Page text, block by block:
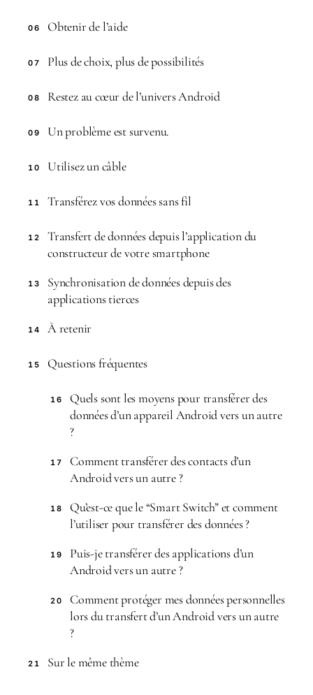
06 Obtenir de l’aide
07 Plus de choix, plus de possibilités
08 Restez au cœur de l’univers Android
09 Un problème est survenu.
10 Utilisez un câble
11 Transférez vos données sans fil
12
Transfert de données depuis l’application du
constructeur de votre smartphone
13
Synchronisation de données depuis des
applications tierces
14 À retenir
15 Questions fréquentes
16
Quels sont les moyens pour transférer des
données d’un appareil Android vers un autre
?
17
Comment transférer des contacts d’un
Android vers un autre ?
18
Qu’est-ce que le “Smart Switch” et comment
l’utiliser pour transférer des données ?
19
Puis-je transférer des applications d’un
Android vers un autre ?
20
Comment protéger mes données personnelles
lors du transfert d’un Android vers un autre
?
21 Sur le même thème